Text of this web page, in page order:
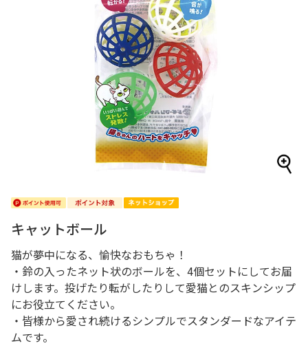
キャットボール
猫が夢中になる、愉快なおもちゃ！
・鈴の入ったネット状のボールを、4個セットにしてお届
けします。投げたり転がしたりして愛猫とのスキンシップ
にお役立てください。
・皆様から愛され続けるシンプルでスタンダードなアイテ
ムです。